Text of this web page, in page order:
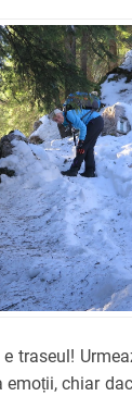
traseul!
emoții, chiar